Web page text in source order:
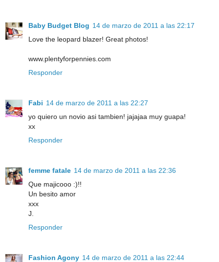
Baby Budget Blog 14 de marzo de 2011 a las 22:17
Love the leopard blazer! Great photos!
www.plentyforpennies.com
Responder
Fabi 14 de marzo de 2011 a las 22:27
yo quiero un novio asi tambien! jajajaa muy guapa!
xx
Responder
femme fatale 14 de marzo de 2011 a las 22:36
Que majicooo :)!!
Un besito amor
xxx
J.
Responder
Fashion Agony 14 de marzo de 2011 a las 22:44